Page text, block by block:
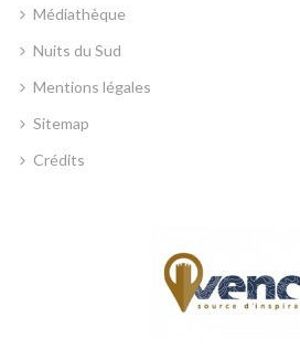
Médiathèque
Nuits du Sud
Mentions légales
Sitemap
Crédits